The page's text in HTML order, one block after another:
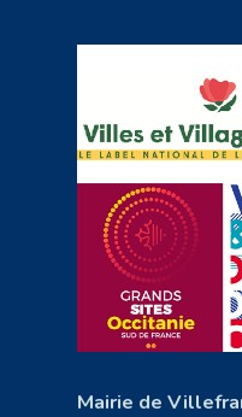
Mairie de